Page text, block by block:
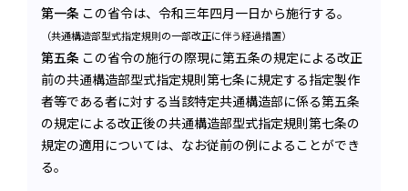
第一条 この省令は、令和三年四月一日から施行する。
（共通構造部型式指定規則の一部改正に伴う経過措置）
第五条 この省令の施行の際現に第五条の規定による改正
前の共通構造部型式指定規則第七条に規定する指定製作
者等である者に対する当該特定共通構造部に係る第五条
の規定による改正後の共通構造部型式指定規則第七条の
規定の適用については、なお従前の例によることができ
る。